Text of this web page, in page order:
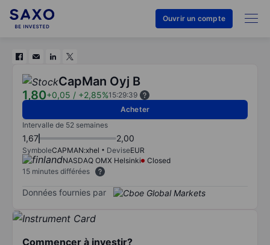
Ouvrir un compte
CapMan Oyj B
1,80+0,05 / +2,85%15:29:39
Acheter
Intervalle de 52 semaines
1,67 2,00
SymboleCAPMAN:xhel DeviseEUR
NASDAQ OMX Helsinki
Closed
15 minutes différées
Données fournies par
Commencer à investir?